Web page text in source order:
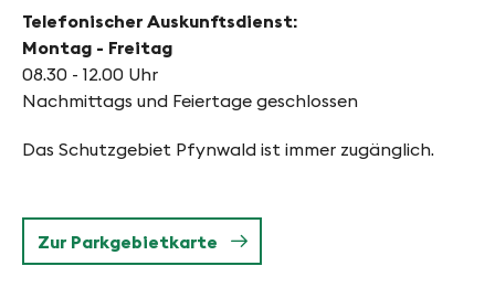
Telefonischer Auskunftsdienst:
Montag - Freitag
08.30 - 12.00 Uhr
Nachmittags und Feiertage geschlossen
Das Schutzgebiet Pfynwald ist immer zugänglich.
Zur Parkgebietkarte